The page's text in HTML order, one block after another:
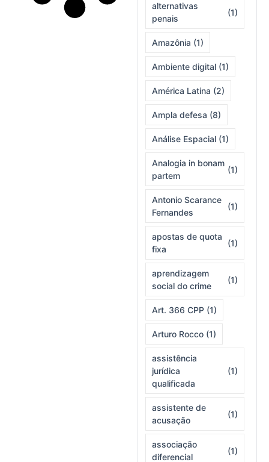
alternativas
penais
(1)
Amazônia (1)
Ambiente digital (1)
América Latina (2)
Ampla defesa (8)
Análise Espacial (1)
Analogia in bonam
partem
(1)
Antonio Scarance
Fernandes
(1)
apostas de quota
fixa
(1)
aprendizagem
social do crime
(1)
Art. 366 CPP (1)
Arturo Rocco (1)
assistência
jurídica
qualificada
(1)
assistente de
acusação
(1)
associação
diferencial
(1)